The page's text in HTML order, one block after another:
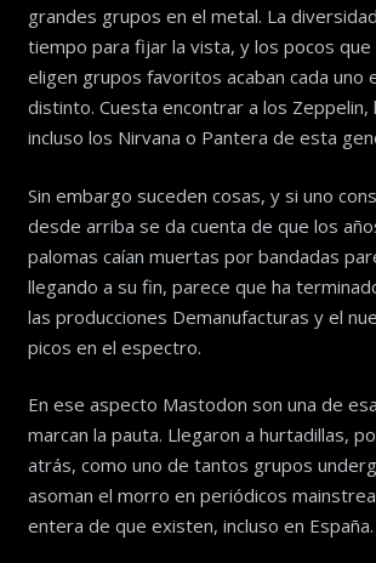
grandes grupos en el metal. La
tiempo para fijar la vista, y los pocos
eligen grupos favoritos acaban cada uno
distinto. Cuesta encontrar a los Zeppelin,
incluso los Nirvana o Pantera de esta
Sin embargo suceden cosas, y si uno
desde arriba se da cuenta de que los
palomas caían muertas por bandadas
llegando a su fin, parece que ha
las producciones Demanufacturas y el
picos en el espectro.
En ese aspecto Mastodon son una de
marcan la pauta. Llegaron a hurtadillas,
atrás, como uno de tantos grupos
asoman el morro en periódicos
entera de que existen, incluso en España.